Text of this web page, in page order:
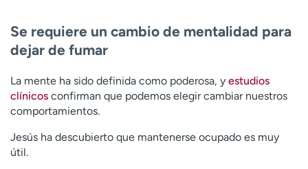
Se requiere un cambio de mentalidad para
dejar de fumar
La mente ha sido definida como poderosa, y estudios
clínicos confirman que podemos elegir cambiar nuestros
comportamientos.
Jesús ha descubierto que mantenerse ocupado es muy
útil.